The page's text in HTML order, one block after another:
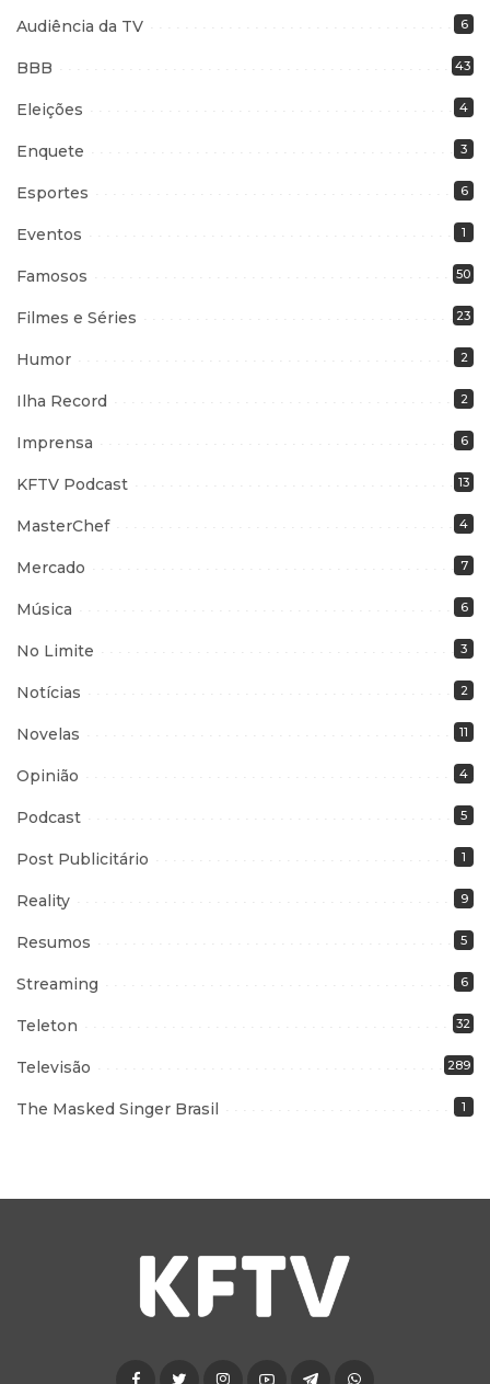
Audiência da TV 6
BBB 43
Eleições 4
Enquete 3
Esportes 6
Eventos 1
Famosos 50
Filmes e Séries 23
Humor 2
Ilha Record 2
Imprensa 6
KFTV Podcast 13
MasterChef 4
Mercado 7
Música 6
No Limite 3
Notícias 2
Novelas 11
Opinião 4
Podcast 5
Post Publicitário 1
Reality 9
Resumos 5
Streaming 6
Teleton 32
Televisão 289
The Masked Singer Brasil 1